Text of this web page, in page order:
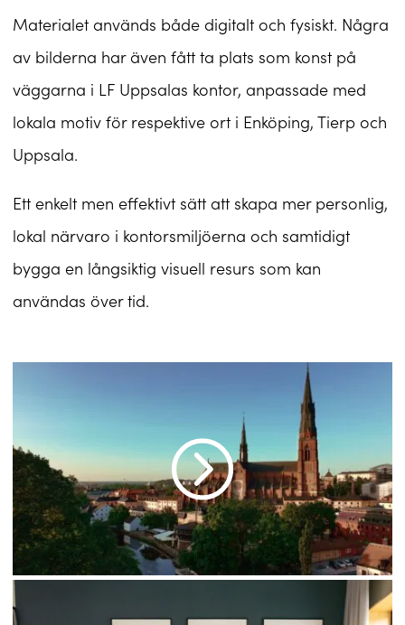
Materialet används både digitalt och fysiskt. Några
av bilderna har även fått ta plats som konst på
väggarna i LF Uppsalas kontor, anpassade med
lokala motiv för respektive ort i Enköping, Tierp och
Uppsala.
Ett enkelt men effektivt sätt att skapa mer personlig,
lokal närvaro i kontorsmiljöerna och samtidigt
bygga en långsiktig visuell resurs som kan
användas över tid.